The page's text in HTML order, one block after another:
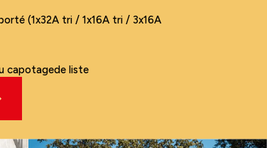
(1x32A tri / 1x16A tri / 3x16A
capotagede liste